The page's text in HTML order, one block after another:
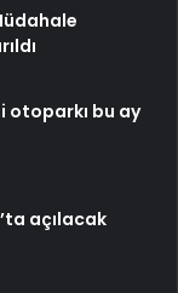
otoparkı bu ay
açılacak